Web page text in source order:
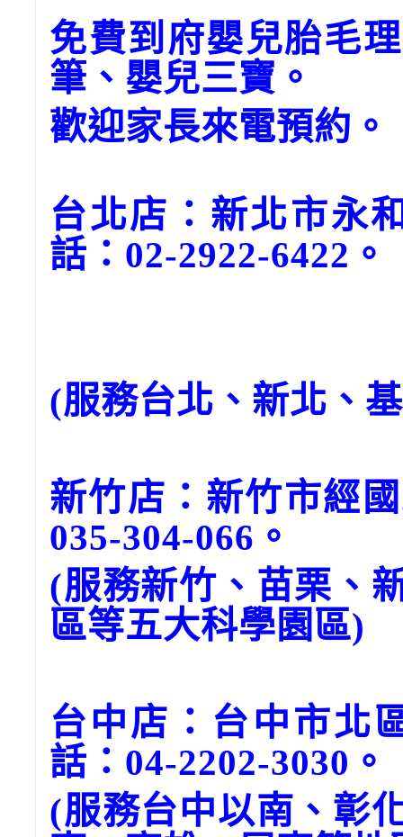
免費到府嬰兒胎毛
筆、嬰兒三寶。
歡迎家長來電預約。
台北店：新北市永
話：02-2922-6422。
(服務台北、新北、
新竹店：新竹市經
035-304-066。
(服務新竹、苗栗、
區等五大科學園區)
台中店：台中市北
話：04-2202-3030。
(服務台中以南、彰